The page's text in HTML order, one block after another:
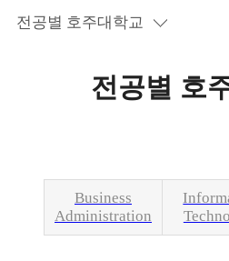
국제전형
편입과정
커뮤니티
전공별 호주대학교
편입안내
호주대학교 편입조건
전공별 호
Business
Administration